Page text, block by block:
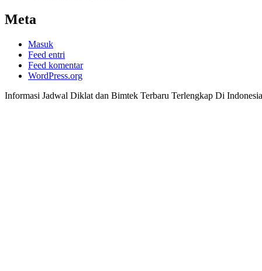
Meta
Masuk
Feed entri
Feed komentar
WordPress.org
Informasi Jadwal Diklat dan Bimtek Terbaru Terlengkap Di